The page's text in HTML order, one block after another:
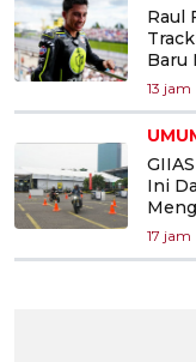
Raul
Baru
13 jam
Ini
17 jam